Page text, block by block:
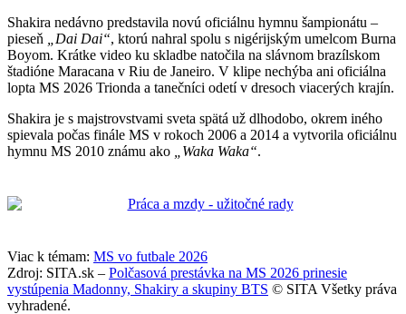
Shakira nedávno predstavila novú oficiálnu hymnu šampionátu –
pieseň
„Dai Dai“, ktorú nahral spolu s nigérijským umelcom Burna
Boyom. Krátke video ku skladbe natočila na slávnom brazílskom
štadióne Maracana v Riu de Janeiro. V klipe nechýba ani oficiálna
lopta MS 2026 Trionda a tanečníci odetí v dresoch viacerých krajín.
Shakira je s majstrovstvami sveta spätá už dlhodobo, okrem iného
spievala počas finále MS v rokoch 2006 a 2014 a vytvorila oficiálnu
hymnu MS 2010 známu ako
„Waka Waka“.
Viac k témam: MS vo futbale 2026
Zdroj: SITA.sk – Polčasová prestávka na MS 2026 prinesie
vystúpenia Madonny, Shakiry a skupiny BTS © SITA Všetky práva
vyhradené.